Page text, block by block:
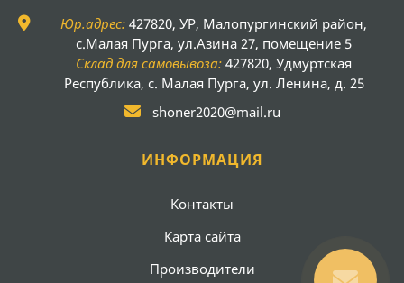
Юр.адрес: 427820, УР, Малопургинский район,
с.Малая Пурга, ул.Азина 27, помещение 5
Склад для самовывоза: 427820, Удмуртская
Республика, с. Малая Пурга, ул. Ленина, д. 25
shoner2020@mail.ru
ИНФОРМАЦИЯ
Контакты
Карта сайта
Производители